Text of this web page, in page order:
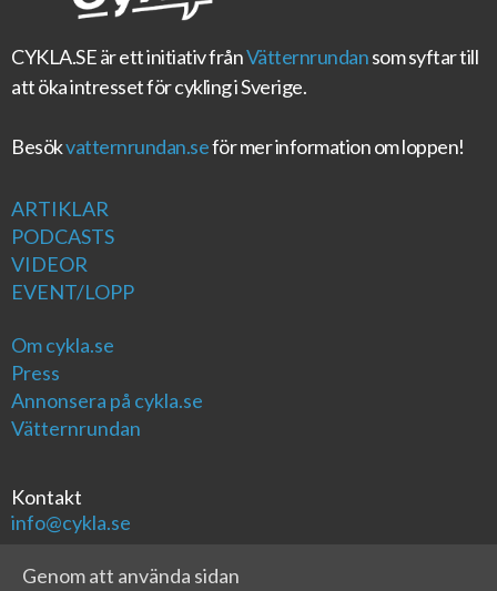
CYKLA.SEär ett initiativ frånVätternrundansom syftar till
att öka intresset för cykling i Sverige.
Besökvatternrundan.seför mer information om loppen!
ARTIKLAR
PODCASTS
VIDEOR
EVENT/LOPP
Om cykla.se
Press
Annonsera på cykla.se
Vätternrundan
Kontakt
info@cykla.se
Genom att använda sidan